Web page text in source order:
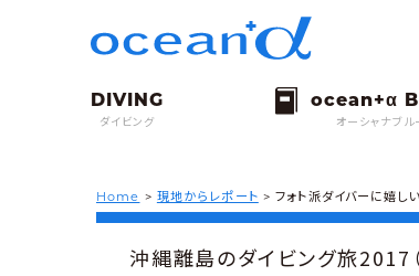
ダイビング オーシャナブル
Home > 現地からレポート >フォト派ダイバーに嬉し
沖縄離島のダイビング旅2017